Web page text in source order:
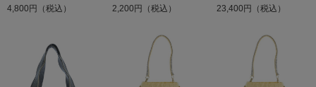
4,800円（税込） 2,200円（税込） 23,400円（税込）